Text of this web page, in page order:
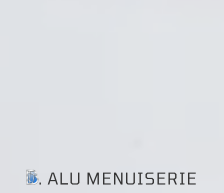
. ALU MENUISERIE